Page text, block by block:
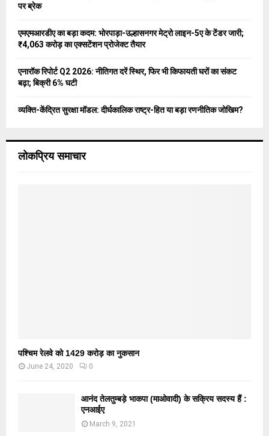
पर ब्रेक
एमएमआरडीए का बड़ा कदम: भोरपाड़ा-उल्हासनगर मेट्रो लाइन-5ए के टेंडर जारी;
₹4,063 करोड़ का एक्सटेंशन प्रोजेक्ट तैयार
एनारॉक रिपोर्ट Q2 2026: नीतिगत दरें स्थिर, फिर भी किफायती घरों का संकट
बढ़ा; बिक्री 6% घटी
व्यक्ति-केंद्रित सुरक्षा मॉडल: दीर्घकालिक राष्ट्र-हित या बड़ा रणनीतिक जोखिम?
लोकप्रिय समाचार
पश्चिम रेलवे को 1429 करोड़ का नुकसान
June 24, 2020 0
आनंद तेलतुम्बड़े भाकपा (माओवादी) के सक्रिय सदस्य हैं :
एनआईए
March 9, 2021